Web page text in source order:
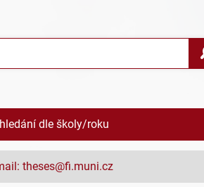
dle školy/roku
theses@fi.muni.cz